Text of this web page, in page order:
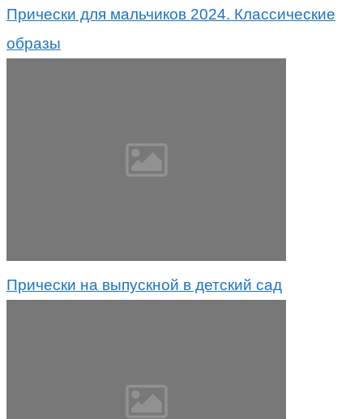
Прически для мальчиков 2024. Классические
образы
Прически на выпускной в детский сад